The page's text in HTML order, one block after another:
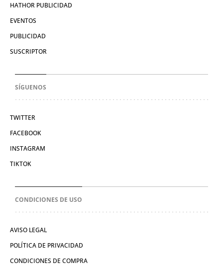
HATHOR PUBLICIDAD
EVENTOS
PUBLICIDAD
SUSCRIPTOR
SÍGUENOS
TWITTER
FACEBOOK
INSTAGRAM
TIKTOK
CONDICIONES DE USO
AVISO LEGAL
POLÍTICA DE PRIVACIDAD
CONDICIONES DE COMPRA